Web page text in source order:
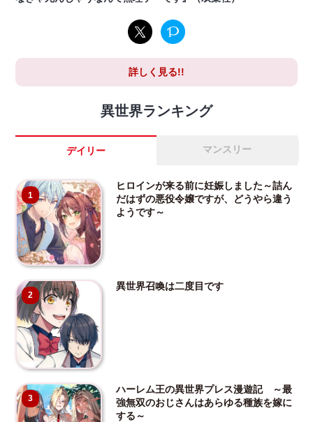
詳しく見る!!
異世界ランキング
デイリー マンスリー
1
ヒロインが来る前に妊娠しました～詰ん
だはずの悪役令嬢ですが、どうやら違う
ようです～
2
異世界召喚は二度目です
3
ハーレム王の異世界プレス漫遊記 ～最
強無双のおじさんはあらゆる種族を嫁に
する～